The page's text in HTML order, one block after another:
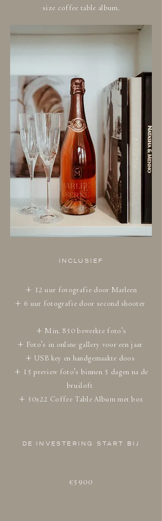
size coffee table album.
INCLUSIEF
+ 12 uur fotografie door Marleen
+ 6 uur fotografie door second shooter
+ Min. 850 bewerkte foto's
+ Foto's in online gallery voor een jaar
+ USB key en handgemaakte doos
+ 15 preview foto's binnen 5 dagen na de
bruiloft
+ 30x22 Coffee Table Album met box
DE INVESTERING START BIJ
€5900